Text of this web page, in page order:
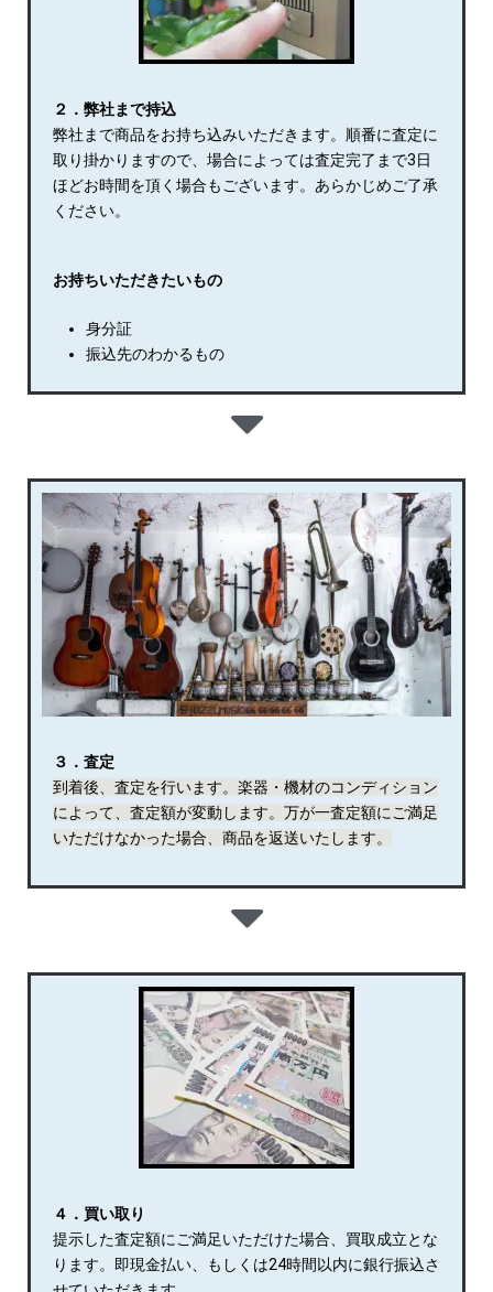
２．弊社まで持込
弊社まで商品をお持ち込みいただきます。順番に査定に
取り掛かりますので、場合によっては査定完了まで3日
ほどお時間を頂く場合もございます。あらかじめご了承
ください。
お持ちいただきたいもの
身分証
振込先のわかるもの
３．査定
到着後、査定を行います。楽器・機材のコンディション
によって、査定額が変動します。万が一査定額にご満足
いただけなかった場合、商品を返送いたします。
４．買い取り
提示した査定額にご満足いただけた場合、買取成立とな
ります。即現金払い、もしくは24時間以内に銀行振込さ